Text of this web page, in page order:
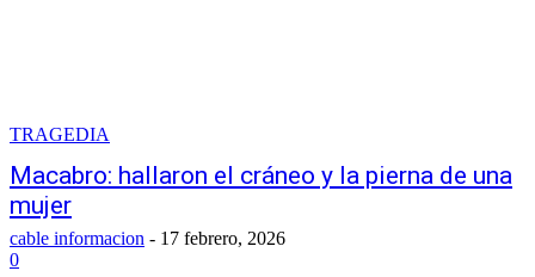
TRAGEDIA
Macabro: hallaron el cráneo y la pierna de una
mujer
cable informacion - 17 febrero, 2026
0